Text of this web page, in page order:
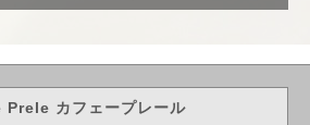
Prele カフェープレール